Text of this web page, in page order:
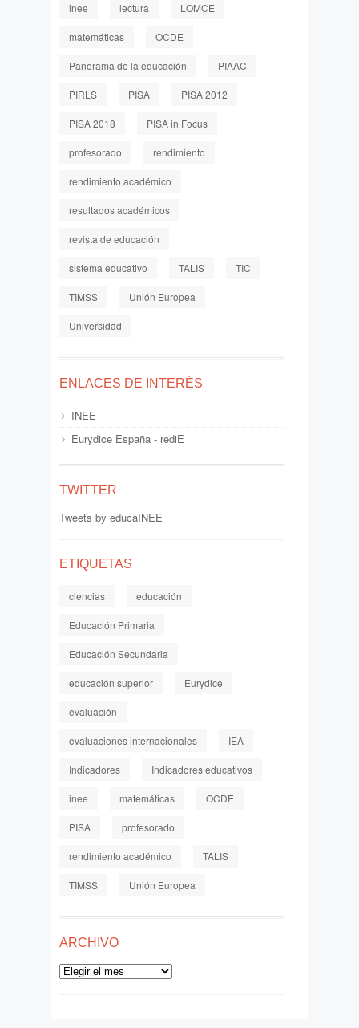
inee lectura LOMCE
matemáticas OCDE
Panorama de la educación PIAAC
PIRLS PISA PISA 2012
PISA 2018 PISA in Focus
profesorado rendimiento
rendimiento académico
resultados académicos
revista de educación
sistema educativo TALIS TIC
TIMSS Unión Europea
Universidad
ENLACES DE INTERÉS
INEE
Eurydice España - rediE
TWITTER
Tweets by educaINEE
ETIQUETAS
ciencias educación
Educación Primaria
Educación Secundaria
educación superior Eurydice
evaluación
evaluaciones internacionales IEA
Indicadores Indicadores educativos
inee matemáticas OCDE
PISA profesorado
rendimiento académico TALIS
TIMSS Unión Europea
ARCHIVO
Archivo